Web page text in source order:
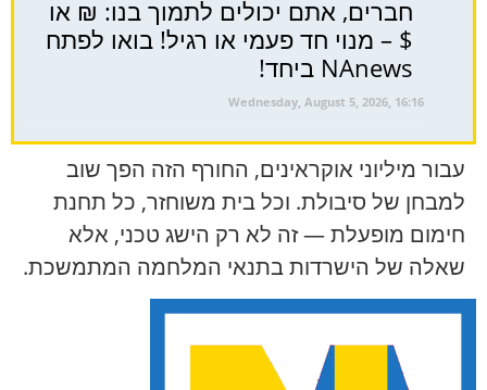
חברים, אתם יכולים לתמוך בנו: ₪ או
$ – מנוי חד פעמי או רגיל! בואו לפתח
NAnews ביחד!
Wednesday, August 5, 2026, 16:16
עבור מיליוני אוקראינים, החורף הזה הפך שוב
למבחן של סיבולת. וכל בית משוחזר, כל תחנת
חימום מופעלת — זה לא רק הישג טכני, אלא
שאלה של הישרדות בתנאי המלחמה המתמשכת.